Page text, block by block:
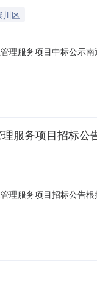
川区
理服务项目中标公示
示。招标人：南通市
服务项目招标公
理服务项目招标公告
川区幸福路南、通刘